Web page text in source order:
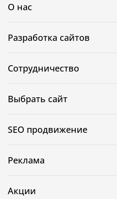
О нас
Разработка сайтов
Сотрудничество
Выбрать сайт
SEO продвижение
Реклама
Акции